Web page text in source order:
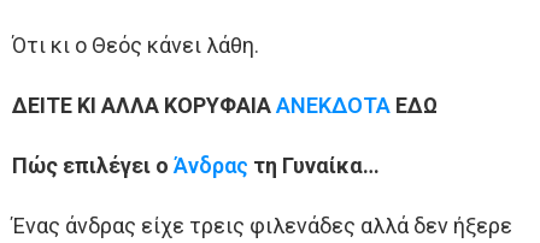
Ότι κι ο Θεός κάνει λάθη.
ΔΕΙΤΕ ΚΙ ΑΛΛΑ ΚΟΡΥΦΑΙΑΑΝΕΚΔΟΤΑ ΕΔΩ
Πώς επιλέγει ο Άνδρας τη Γυναίκα…
Ένας άνδρας είχε τρεις φιλενάδες αλλά δεν ήξερε